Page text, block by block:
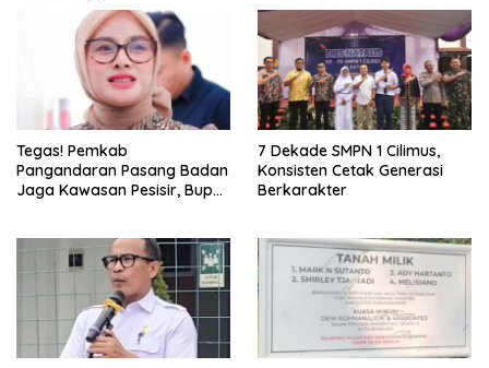
Tegas! Pemkab
Pangandaran Pasang Badan
Jaga Kawasan Pesisir, Bupati
7 Dekade SMPN 1 Cilimus,
Konsisten Cetak Generasi
Berkarakter